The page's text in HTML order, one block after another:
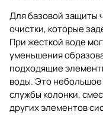
Для базовой защиты
очистки, которые
При жесткой воде
уменьшения
подходящие
воды. Это
службы колонки,
других элементов